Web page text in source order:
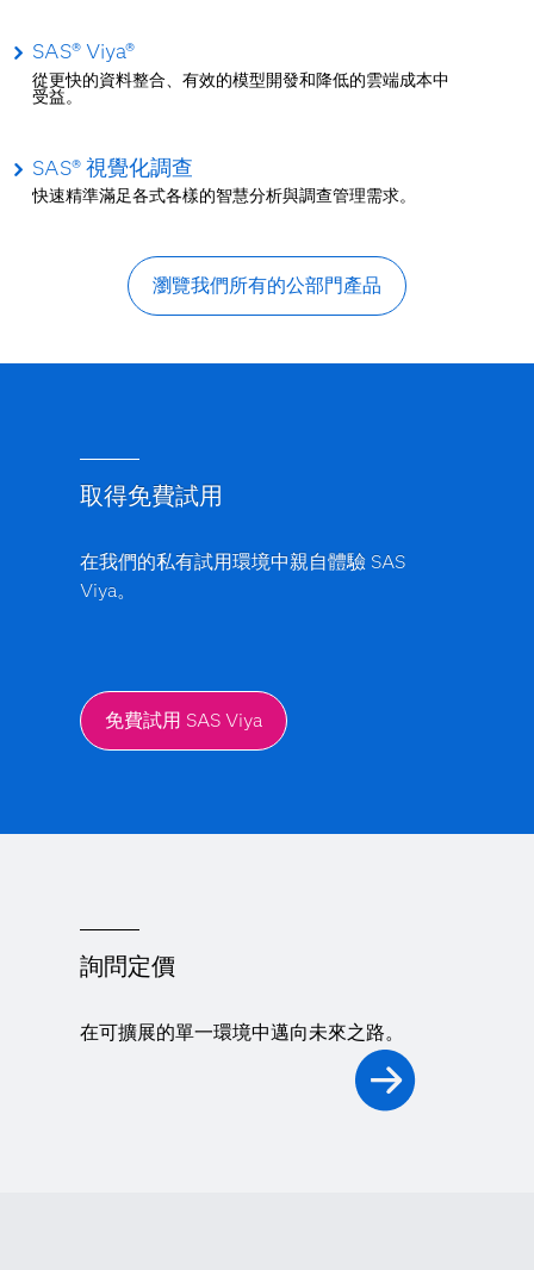
SAS® Viya®
從更快的資料整合、有效的模型開發和降低的雲端成本中
受益。
SAS® 視覺化調查
快速精準滿足各式各樣的智慧分析與調查管理需求。
瀏覽我們所有的公部門產品
取得免費試用
在我們的私有試用環境中親自體驗 SAS
Viya。
免費試用 SAS Viya
詢問定價
在可擴展的單一環境中邁向未來之路。